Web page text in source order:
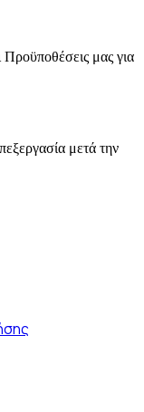
μας για
μετά την